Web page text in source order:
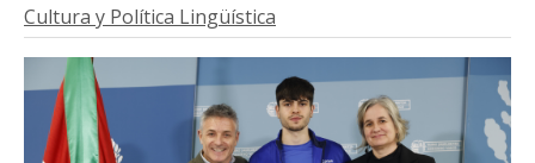
Cultura y Política Lingüística